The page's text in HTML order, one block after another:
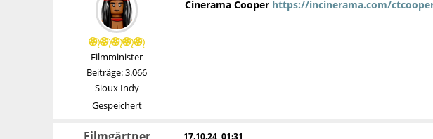
Filmminister
Beiträge: 3.066
Sioux Indy
Gespeichert
Cinerama Cooper https://incinerama.com/